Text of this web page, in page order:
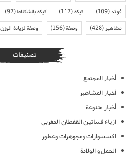
فوائد(109) كيكة(117) كيكة بالشكلاط(97)
مشاهير(428) وصفة(156) وصفة لزيادة الوزن
تصنيفات
أخبار المجتمع
أخبار المشاهير
أخبار متنوعة
ازياء فساتين القفطان المغربي
اكسسوارات ومجوهرات وعطور
الحمل و الولادة